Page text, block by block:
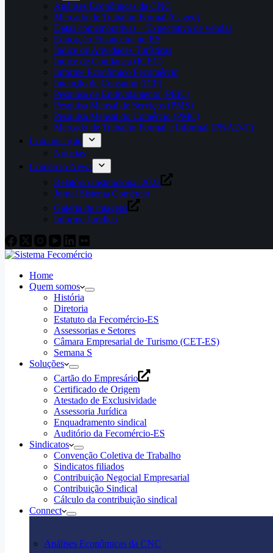
Análises Econômicas da CNC
Mercado de Trabalho Formal (Caged)
Datas comemorativas – Expectativa de vendas
Educação Financeira no ES
Índice de Atividades Turísticas
Índice de Confiança (ICEC)
Informe Econômico Fecomércio
Intenção de Consumo (ICF)
Pesquisa de Endividamento (PEIC)
Pesquisa Mensal de Serviços (PMS)
Pesquisa Mensal do Comércio (PMC)
Mercado de Trabalho Formal e Informal (PNAD-T)
Comunicação
Notícias
Comércio News
Relatório Institucional 2023
Jornal Sistema Comércio
Galeria de imagens
Informe Jurídico
Home
Quem somos
História
Diretoria
Estatuto da Fecomércio-ES
Assessorias e Setores
Câmara Empresarial de Turismo (CET-ES)
Semana S
Soluções
Cartão do Empresário
Certificado de Origem
Atestado de Exclusividade
Assessoria Jurídica
Enquadramento sindical
Auditório da Fecomércio-ES
Sindicatos
Convenção Coletiva de Trabalho
Sindicatos filiados
Contribuição Negocial Empresarial
Contribuição Sindical
Cálculo da contribuição sindical
Connect
Análises Econômicas da CNC